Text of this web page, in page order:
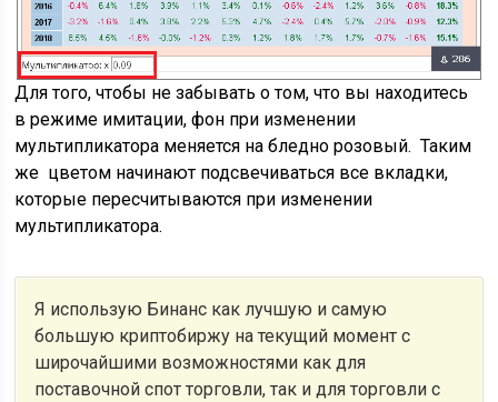
Для того, чтобы не забывать о том, что вы находитесь
в режиме имитации, фон при изменении
мультипликатора меняется на бледно розовый. Таким
же цветом начинают подсвечиваться все вкладки,
которые пересчитываются при изменении
мультипликатора.
Я использую Бинанс как лучшую и самую
большую криптобиржу на текущий момент с
широчайшими возможностями как для
поставочной спот торговли, так и для торговли с